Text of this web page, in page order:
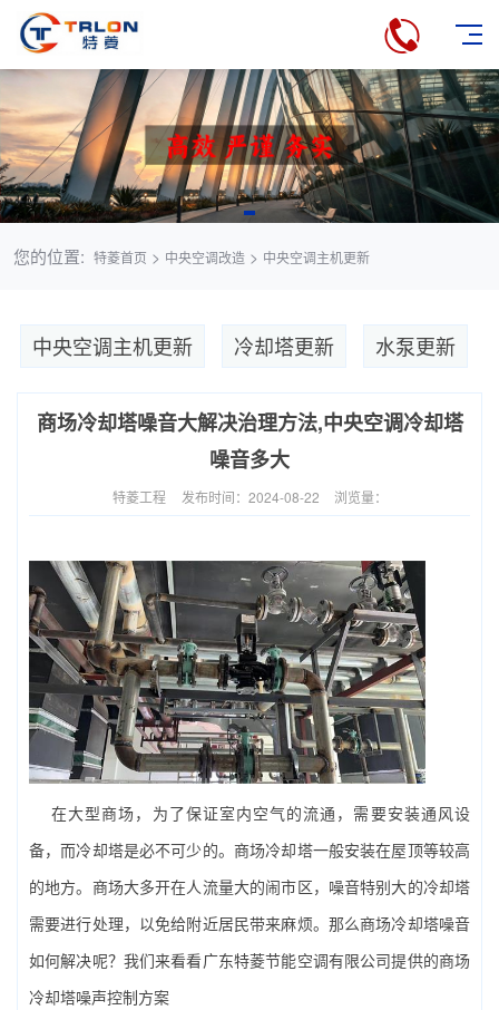
您的位置: 特菱首页 > 中央空调改造> 中央空调主机更新
中央空调主机更新 冷却塔更新 水泵更新
商场冷却塔噪音大解决治理方法,中央空调冷却塔
噪音多大
特菱工程 发布时间：2024-08-22 浏览量：
在大型商场，为了保证室内空气的流通，需要安装通风设
备，而冷却塔是必不可少的。商场冷却塔一般安装在屋顶等较高
的地方。商场大多开在人流量大的闹市区，噪音特别大的冷却塔
需要进行处理，以免给附近居民带来麻烦。那么商场冷却塔噪音
如何解决呢？我们来看看广东特菱节能空调有限公司提供的商场
冷却塔噪声控制方案